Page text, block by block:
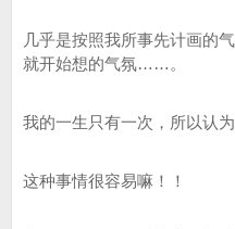
几乎是按照我所事先计画的
就开始想的气氛……。
我的一生只有一次，所以认
这种事情很容易嘛！！